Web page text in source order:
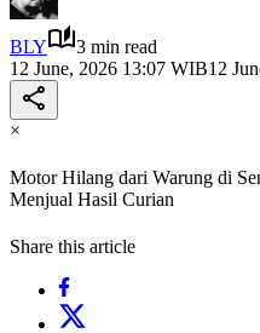
BLY
3 min read
12 June, 2026 13:07 WIB12
×
Motor Hilang dari Warung di
Menjual Hasil Curian
Share this article